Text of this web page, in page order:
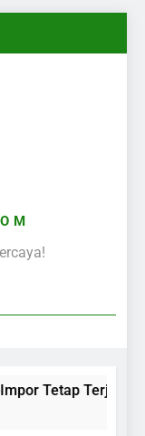
Tetap Terjaga